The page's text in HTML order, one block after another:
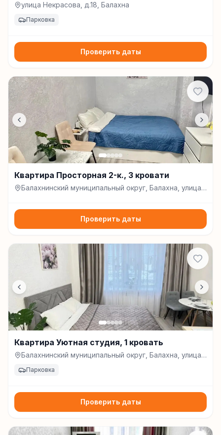
улица Некрасова, д.18, Балахна
Парковка
Проверить даты
Квартира Просторная 2-к., 3 кровати
Балахнинский муниципальный округ, Балахна, улица
Проверить даты
Квартира Уютная студия, 1 кровать
Балахнинский муниципальный округ, Балахна, улица
Парковка
Проверить даты